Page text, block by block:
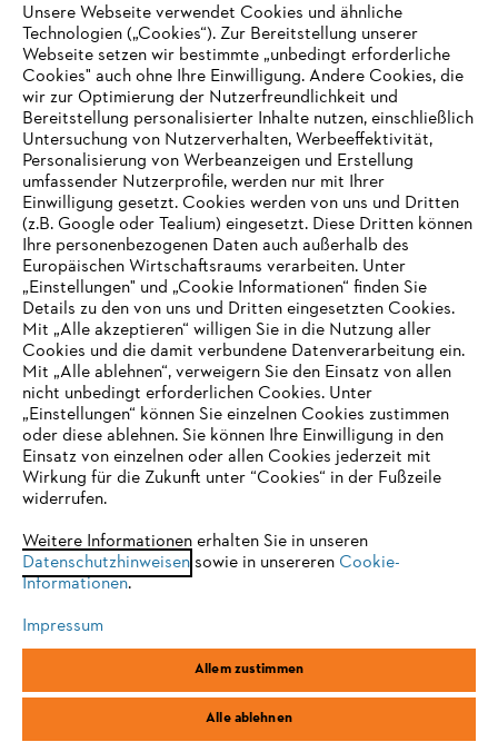
Zahlungsmöglichkeiten
Unternehmen
Online Shop
Service
Allgemeine Geschäftsbedingungen
Impressum Cookies Rechtliche Informationen
STIHL Vertriebszentrale AG & Co. KG, D-64807 Dieburg
IHR BROWSER WIRD NICHT
UNTERSTÜTZT
eine optimale Nutzung unserer Seite empfehlen wir Ihnen, zu
einem der folgenden Browser zu wechseln:
Firefox Chrome
Unsere Webseite verwendet Cookies und ähnliche
Technologien („Cookies“). Zur Bereitstellung unserer
Webseite setzen wir bestimmte „unbedingt erforderliche
Cookies" auch ohne Ihre Einwilligung. Andere Cookies, die
wir zur Optimierung der Nutzerfreundlichkeit und
Bereitstellung personalisierter Inhalte nutzen, einschließlich
Untersuchung von Nutzerverhalten, Werbeeffektivität,
Personalisierung von Werbeanzeigen und Erstellung
umfassender Nutzerprofile, werden nur mit Ihrer
Einwilligung gesetzt. Cookies werden von uns und Dritten
(z.B. Google oder Tealium) eingesetzt. Diese Dritten können
Ihre personenbezogenen Daten auch außerhalb des
Europäischen Wirtschaftsraums verarbeiten. Unter
„Einstellungen" und „Cookie Informationen“ finden Sie
Details zu den von uns und Dritten eingesetzten Cookies.
Mit „Alle akzeptieren“ willigen Sie in die Nutzung aller
Cookies und die damit verbundene Datenverarbeitung ein.
Mit „Alle ablehnen“, verweigern Sie den Einsatz von allen
nicht unbedingt erforderlichen Cookies. Unter
„Einstellungen“ können Sie einzelnen Cookies zustimmen
oder diese ablehnen. Sie können Ihre Einwilligung in den
Einsatz von einzelnen oder allen Cookies jederzeit mit
Wirkung für die Zukunft unter “Cookies“ in der Fußzeile
widerrufen.
Weitere Informationen erhalten Sie in unseren
Datenschutzhinweisensowie in unsereren Cookie-
Informationen.
Impressum
Allem zustimmen
Alle ablehnen